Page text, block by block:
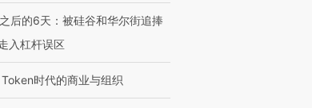
后的6天：被硅谷和华尔街追捧
入杠杆误区
时代的商业与组织